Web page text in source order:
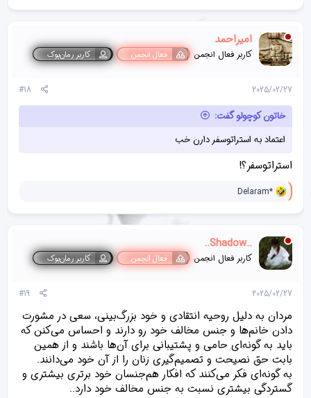
ک
ش‌
ه
ا
[
پ
س
ن
د
ا
:
امیراحمد
کاربر فعال انجمن فعال انجمن کاربر رمان‌بوک
2025/02/27
#18
خاتون کوچولو گفت:
اعتماد به استراتوسفر دارن خب
استراتوسفر؟!
و
ک
ش‌
ه
ا
[
پ
س
د
ه
ا
]
Delaram*
..Shadow..
کاربر فعال انجمن فعال انجمن کاربر رمان‌بوک
2025/02/27
#19
مردان به دلیل روحیه انتقادی و خود بزرگ‌بینی، سعی در مشورت
دادن خانم‌ها و جنس مخالف خود رو دارند و احساس می‌کنن که
باید به گونه‌ای حامی و پشتیبانی برای آن‌ها باشند و از همین
بابت حق نصیحت و تصمیم‌گیری زنان را از آن خود می‌دانند.
به گونه‌ای فکر می‌کنند که افکار هم‌جنسان خود برتری بیشتری و
گستردگی بیشتری نسبت به جنس مخالف خود دارد..